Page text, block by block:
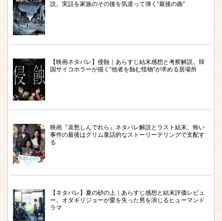
説。実話を家族のその後を気遣って弾く“最後の曲”
【映画ネタバレ】侵蝕｜あらすじ結末感想と考察解説。韓
国サイコホラーが描く“他者を蝕む怪物”が求める居場所
映画『哀愁しんでれら』ネタバレ解説とラスト結末。怖い
事件の最後はグリム童話的なストーリーテリングで支配す
る
【ネタバレ】夏の砂の上｜あらすじ感想と結末評価レビュ
ー。オダギリジョーが愛を失った男を演じるヒューマンド
ラマ